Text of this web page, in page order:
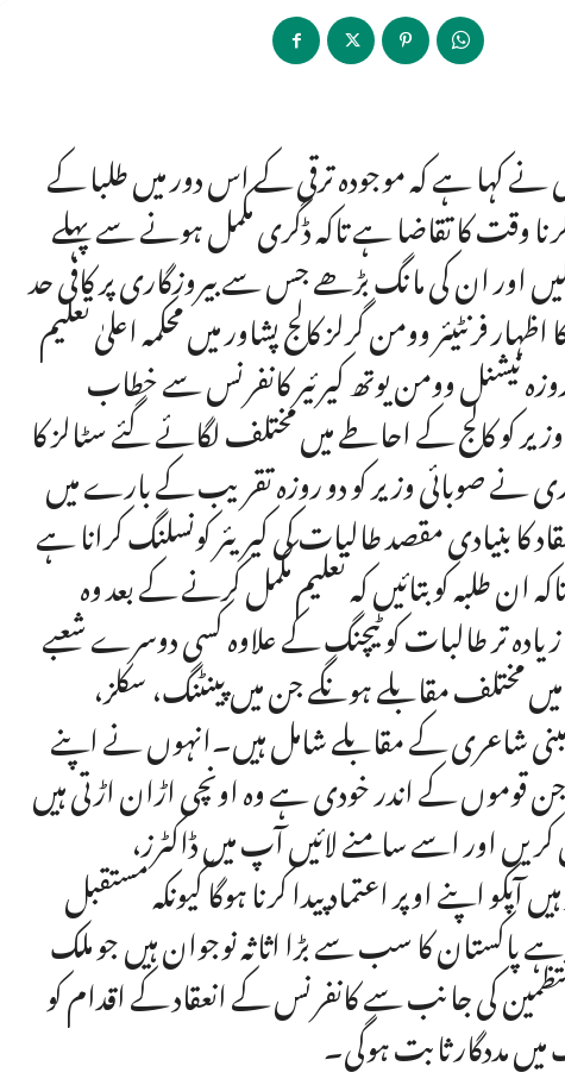
نے کہا ہے کہ موجودہ ترقی کے اس دور میں طلبا کے
وقت کا تقاضا ہے تاکہ ڈگری مکمل ہونے سے پہلے
اور ان کی مانگ بڑھے جس سے بیروزگاری پر کافی حد
فرنٹیئر وومن گرلز کالج پشاور میں محکمہ اعلیٰ تعلیم
نیشنل وومن یوتھ کیرئیر کانفرنس سے خطاب
کو کالج کے احاطے میں مختلف لگائے گئے سٹالز کا
نے صوبائی وزیر کو دو روزہ تقریب کے بارے میں
بنیادی مقصد طالبات کی کیریئر کونسلنگ کرانا ہے
ہیں تاکہ ان طلبہ کو بتائیں کہ تعلیم مکمل کرنے کے بعد وہ
تر طالبات کو ٹیچنگ کے علاوہ کسی دوسرے شعبے
مقابلے ہونگے جن میں پینٹنگ، سکلز،
مبنی شاعری کے مقابلے شامل ہیں۔انہوں نے اپنے
جن قوموں کے اندر خودی ہے وہ اونچی اڑان اڑتی ہیں
اور اسے سامنے لائیں آپ میں ڈاکٹرز،
اپنے اوپر اعتماد پیدا کرنا ہوگا کیونکہ مستقبل
پاکستان کا سب سے بڑا اثاثہ نوجوان ہیں جو ملک
کی جانب سے کانفرنس کے انعقاد کے اقدام کو
میں مددگار ثابت ہوگی۔